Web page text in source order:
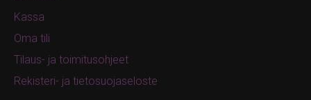
Kassa
Oma tili
Tilaus- ja toimitusohjeet
Rekisteri- ja tietosuojaseloste